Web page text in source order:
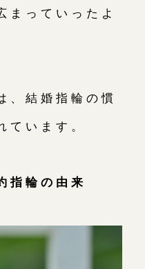
まっていったよ
、結婚指輪の慣
ています。
指輪の由来